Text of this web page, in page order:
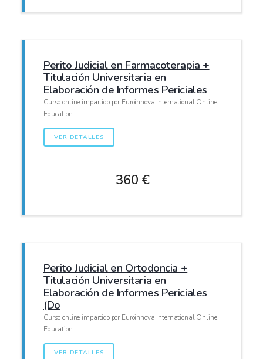
Perito Judicial en Farmacoterapia +
Titulación Universitaria en
Elaboración de Informes Periciales
Curso online impartido por Euroinnova International Online
Education
VER DETALLES
360 €
Perito Judicial en Ortodoncia +
Titulación Universitaria en
Elaboración de Informes Periciales
(Do
Curso online impartido por Euroinnova International Online
Education
VER DETALLES